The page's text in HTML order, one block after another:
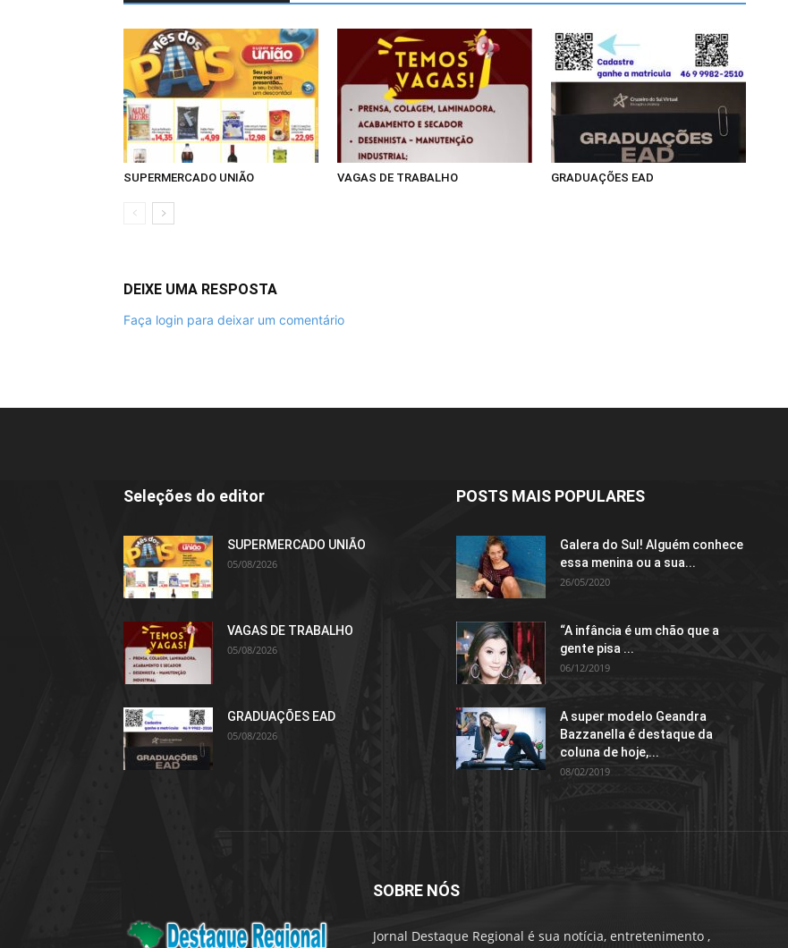
SUPERMERCADO UNIÃO VAGAS DE TRABALHO GRADUAÇÕES EAD
DEIXE UMA RESPOSTA
Faça login para deixar um comentário
Seleções do editor
SUPERMERCADO UNIÃO
05/08/2026
VAGAS DE TRABALHO
05/08/2026
GRADUAÇÕES EAD
05/08/2026
POSTS MAIS POPULARES
Galera do Sul! Alguém conhece
essa menina ou a sua...
26/05/2020
“A infância é um chão que a
gente pisa ...
06/12/2019
A super modelo Geandra
Bazzanella é destaque da
coluna de hoje,...
08/02/2019
SOBRE NÓS
Jornal Destaque Regional é sua notícia, entretenimento ,